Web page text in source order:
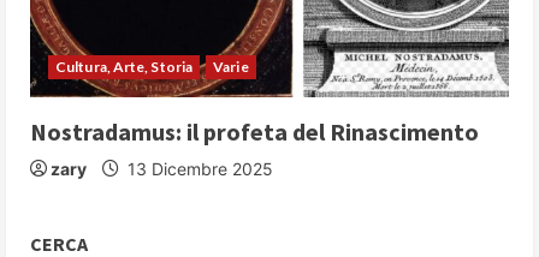
Cultura, Arte, Storia Varie
Nostradamus: il profeta del Rinascimento
zary 13 Dicembre 2025
CERCA